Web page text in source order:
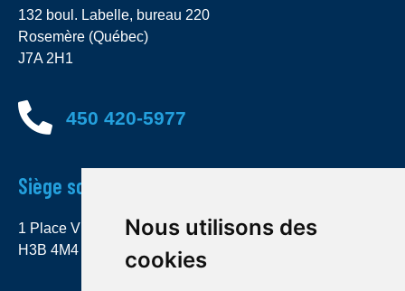
Nous utilisons des
cookies
132 boul. Labelle, bureau 220
Rosemère (Québec)
J7A 2H1
450 420-5977
Siège social
1 Place Ville Marie, bureau 4000 Montréal (Québec)
H3B 4M4